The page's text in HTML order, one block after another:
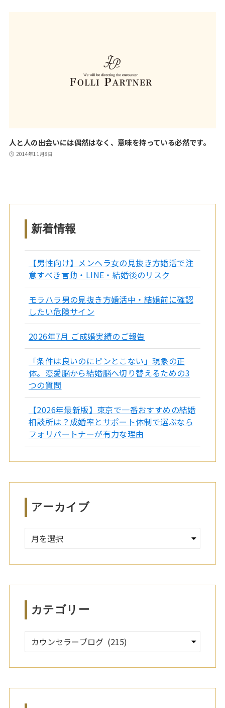
人と人の出会いには偶然はなく、意味を持っている必然です。
2014年11月8日
新着情報
【男性向け】メンヘラ女の見抜き方婚活で注
意すべき言動・LINE・結婚後のリスク
モラハラ男の見抜き方婚活中・結婚前に確認
したい危険サイン
2026年7月 ご成婚実績のご報告
「条件は良いのにピンとこない」現象の正
体。恋愛脳から結婚脳へ切り替えるための3
つの質問
【2026年最新版】東京で一番おすすめの結婚
相談所は？成婚率とサポート体制で選ぶなら
フォリパートナーが有力な理由
アーカイブ
ー
ブ
カテゴリー